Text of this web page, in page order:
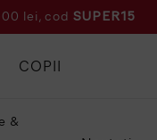
lei, cod SUPER15
&
COPII